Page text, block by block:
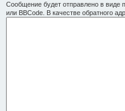
Сообщение будет отправлено в виде
или BBCode. В качестве обратного